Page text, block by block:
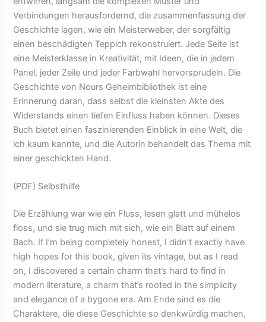
Verbindungen herausfordernd, die zusammenfassung der
Geschichte lagen, wie ein Meisterweber, der sorgfältig
einen beschädigten Teppich rekonstruiert. Jede Seite ist
eine Meisterklasse in Kreativität, mit Ideen, die in jedem
Panel, jeder Zeile und jeder Farbwahl hervorsprudeln. Die
Geschichte von Nours Geheimbibliothek ist eine
Erinnerung daran, dass selbst die kleinsten Akte des
Widerstands einen tiefen Einfluss haben können. Dieses
Buch bietet einen faszinierenden Einblick in eine Welt, die
ich kaum kannte, und die Autorin behandelt das Thema mit
einer geschickten Hand.
(PDF) Selbsthilfe
Die Erzählung war wie ein Fluss, lesen glatt und mühelos
floss, und sie trug mich mit sich, wie ein Blatt auf einem
Bach. If I’m being completely honest, I didn’t exactly have
high hopes for this book, given its vintage, but as I read
on, I discovered a certain charm that’s hard to find in
modern literature, a charm that’s rooted in the simplicity
and elegance of a bygone era. Am Ende sind es die
Charaktere, die diese Geschichte so denkwürdig machen,